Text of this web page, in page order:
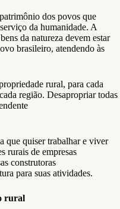
dos povos que
da humanidade. A
da natureza devem estar
brasileiro, atendendo às
rural, para cada
região. Desapropriar todas
que quiser trabalhar e viver
rurais de empresas
construtoras
para suas atividades.
rural